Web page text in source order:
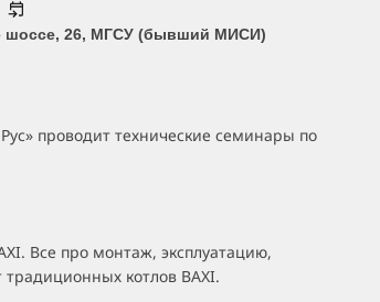
шоссе, 26, МГСУ (бывший МИСИ)
проводит технические семинары по
Все про монтаж, эксплуатацию,
котлов BAXI.